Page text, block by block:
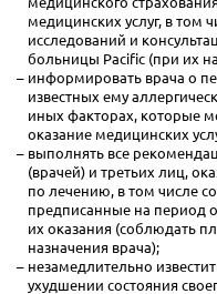
медицинских услуг, в том
исследований и
больницы Pacific (при их
информировать врача о
известных ему
иных факторах, которые
оказание медицинских
выполнять все
(врачей) и третьих лиц,
по лечению, в том числе
предписанные на период
их оказания (соблюдать
назначения врача);
незамедлительно
ухудшении состояния